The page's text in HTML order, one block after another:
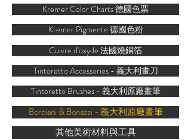
Kremer Color Charts 德國色票
Kremer Pigmente 德國色粉
Cuivre d'oxyde 法國燒銅箔
Tintoretto Accessories - 義大利畫刀
Tintoretto Brushes - 義大利原廠畫筆
Borciani & Bonazzi - 義大利原廠畫筆
其他美術材料與工具